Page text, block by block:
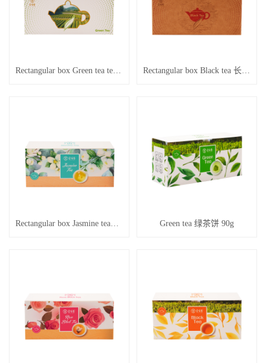
Rectangular box Green tea tea 长方形盒子绿茶 250g Rectangular box Black tea 长方形盒子红茶 200g
Green tea 绿茶饼 90g